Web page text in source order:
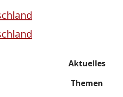
Aktuelles
Themen